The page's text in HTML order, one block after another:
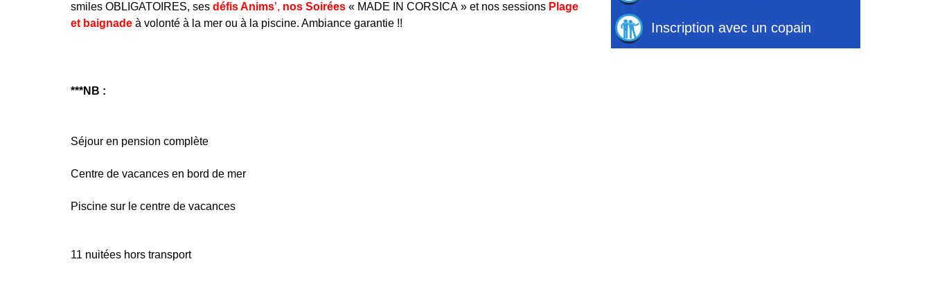
smiles OBLIGATOIRES, ses défisAnims’, nos Soirées « MADE IN CORSICA » et nos sessions Plage
et baignade à volonté à la mer ou à la piscine. Ambiance garantie !!
***NB :
Séjour en pension complète
Centre de vacances en bord de mer
Piscine sur le centre de vacances
11 nuitées hors transport
Inscription avec un copain